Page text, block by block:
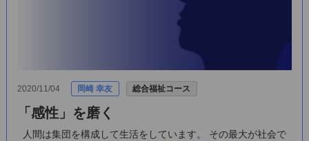
2020/11/04 岡崎 幸友 総合福祉コース
「感性」を磨く
人間は集団を構成して生活をしています。 その最大が社会で